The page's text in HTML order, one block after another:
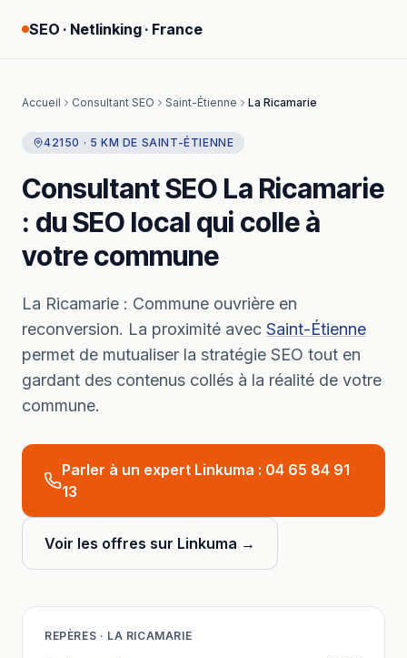
SEO · Netlinking · France
Accueil Consultant SEO Saint-Étienne La Ricamarie
42150 · 5 KM DE SAINT-ÉTIENNE
Consultant SEO La Ricamarie
: du SEO local qui colle à
votre commune
La Ricamarie : Commune ouvrière en
reconversion. La proximité avec Saint-Étienne
permet de mutualiser la stratégie SEO tout en
gardant des contenus collés à la réalité de votre
commune.
Parler à un expert Linkuma : 04 65 84 91
13
Voir les offres sur Linkuma →
REPÈRES · LA RICAMARIE